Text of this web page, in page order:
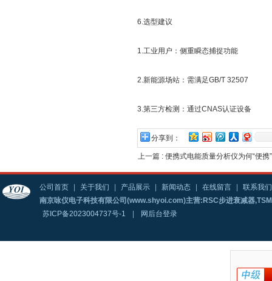
6.选型建议
1.工业用户：侧重瞬态捕捉功能
2.新能源场站：需满足GB/T 32507
3.第三方检测：通过CNAS认证设备
分享到：
上一篇 : 便携式电能质量分析仪为何“便携
公司首页 关于我们 产品展示 新闻动态 在线留言
联系我们
南京咏仪电子科技有限公司(www.shyoi.com)主营:RSC步进衰减器
苏ICP备2023004737号-1
网后台登录